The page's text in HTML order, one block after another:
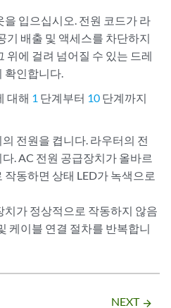
입으십시오. 전원 코드가 라
기 배출 및 액세스를 차단하지
위에 걸려 넘어질 수 있는 드레
확인합니다.
대해 1 단계부터 10 단계까지
전원을 켭니다. 라우터의 전
. AC 전원 공급장치가 올바르
동하면 상태 LED가 녹색으로
치가 정상적으로 작동하지 않음
케이블 연결 절차를 반복합니
NEXT arrow_forward